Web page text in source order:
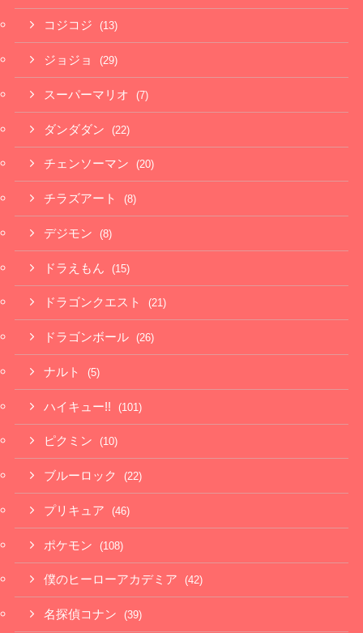
コジコジ (13)
ジョジョ (29)
スーパーマリオ (7)
ダンダダン (22)
チェンソーマン (20)
チラズアート (8)
デジモン (8)
ドラえもん (15)
ドラゴンクエスト (21)
ドラゴンボール (26)
ナルト (5)
ハイキュー!! (101)
ピクミン (10)
ブルーロック (22)
プリキュア (46)
ポケモン (108)
僕のヒーローアカデミア (42)
名探偵コナン (39)